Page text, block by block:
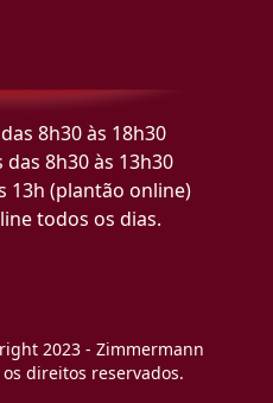
8h30 às 18h30
8h30 às 13h30
13h (plantão online)
todos os dias.
2023 - Zimmermann
os direitos reservados.